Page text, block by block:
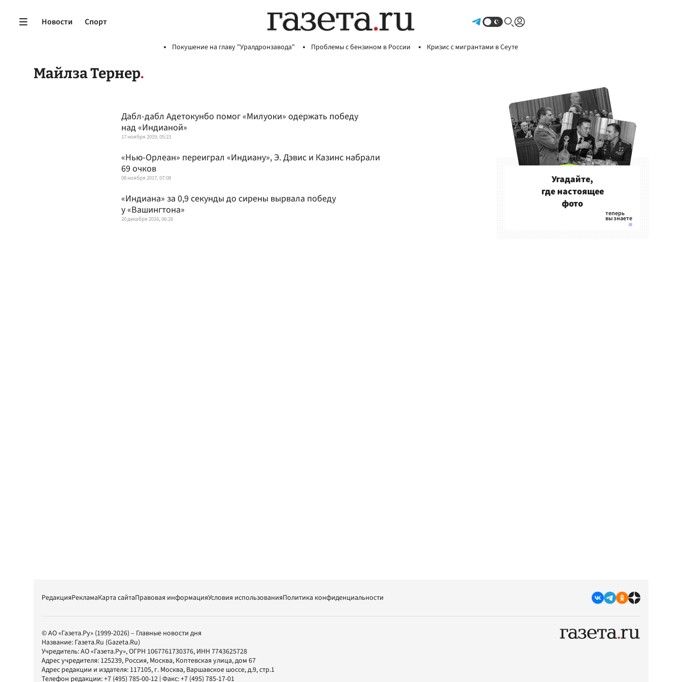
Новости Спорт
Покушение на главу "Уралдронзавода" Проблемы с бензином в России Кризис с мигрантами в Сеуте
Майлза Тернер
Дабл-дабл Адетокунбо помог «Милуоки» одержать победу
над «Индианой»
17 ноября 2019, 05:23
«Нью-Орлеан» переиграл «Индиану», Э. Дэвис и Казинс набрали
69 очков
08 ноября 2017, 07:08
«Индиана» за 0,9 секунды до сирены вырвала победу
у «Вашингтона»
20 декабря 2016, 06:26
Угадайте,
где настоящее
фото
РедакцияРекламаКарта сайтаПравовая информацияУсловия использованияПолитика конфиденциальности
© АО «Газета.Ру» (1999-2026) – Главные новости дня
Название: Газета.Ru (Gazeta.Ru)
Учредитель:АО «Газета.Ру», ОГРН 1067761730376, ИНН 7743625728
Адрес учредителя: 125239, Россия, Москва, Коптевская улица, дом 67
Адрес редакции и издателя: 117105, г. Москва, Варшавское шоссе, д.9, стр.1
Телефон редакции:+7 (495) 785-00-12 | Факс:+7 (495) 785-17-01